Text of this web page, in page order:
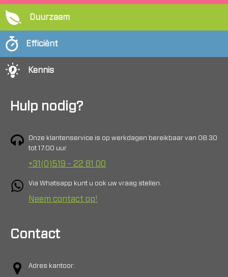
Duurzaam
Efficiënt
Kennis
Hulp nodig?
Onze klantenservice is op werkdagen bereikbaar van 08.30
tot 17.00 uur
+31(0)519 - 22 81 00
Via Whatsapp kunt u ook uw vraag stellen.
Neem contact op!
Contact
Adres kantoor: